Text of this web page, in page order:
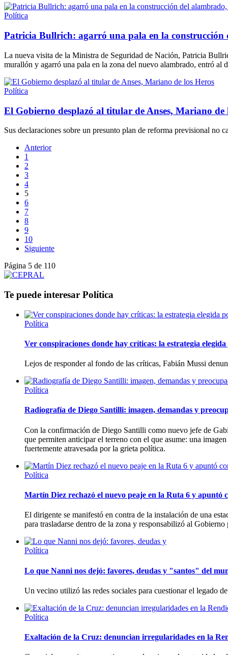
Política
Patricia Bullrich: agarró una pala en la construcción
La nueva visita de la Ministra de Seguridad de Nación, Patricia
murallón y agarró una pala en la zona del nuevo alambrado, entró
Política
El Gobierno desplazó al titular de Anses, Mariano de
Sus declaraciones sobre un presunto plan de reforma previsional no
Anterior
1
2
3
4
5
6
7
8
9
10
Siguiente
Página 5 de 110
Te puede interesar Política
Política
Ver conspiraciones donde hay críticas: la estrategia
Lejos de responder al fondo de las críticas, Fabián Mussi
Política
Radiografía de Diego Santilli: imagen, demandas y
Con la confirmación de Diego Santilli como nuevo jefe de
que permiten anticipar el terreno con el que asume: una
fuertemente atravesada por la grieta política.
Política
Martín Diez rechazó el nuevo peaje en la Ruta 6 y
El dirigente se manifestó en contra de la instalación de una
para trasladarse dentro de la zona y responsabilizó al
Política
Lo que Nanni nos dejó: favores, deudas y "santos" del
Un vecino utilizó las redes sociales para cuestionar el legado
Política
Exaltación de la Cruz: denuncian irregularidades en la